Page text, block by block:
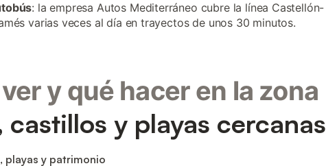
: la empresa Autos Mediterráneo cubre la línea Castellón-
varias veces al día en trayectos de unos 30 minutos.
y qué hacer en la zona
castillos y playas cercanas
playas y patrimonio